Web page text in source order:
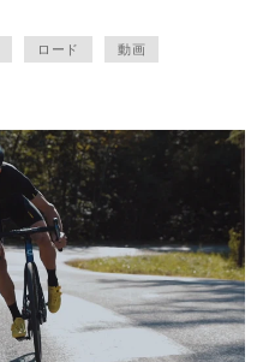
ロード 動画